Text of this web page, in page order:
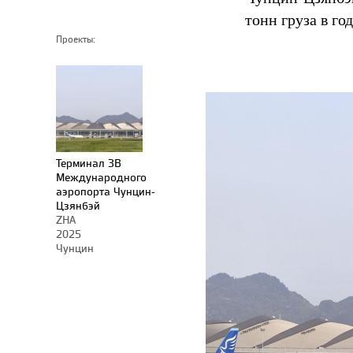
Проекты:
Терминал 3B
Международного
аэропорта Чунцин-
Цзянбэй
ZHA
2025
Чунцин
тонн груза в